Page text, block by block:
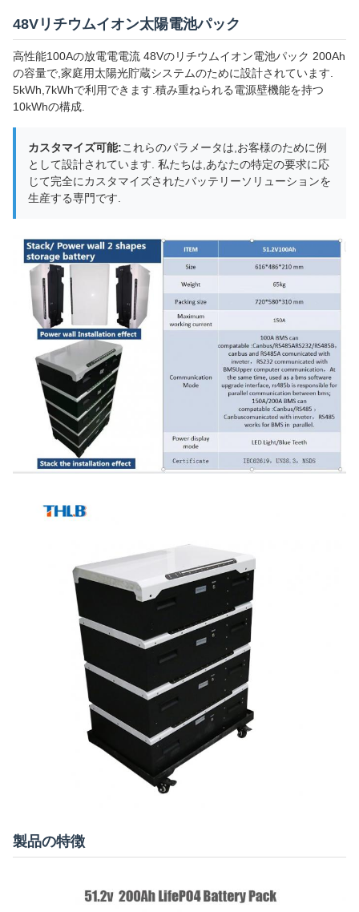
48Vリチウムイオン太陽電池パック
高性能100Aの放電電電流 48Vのリチウムイオン電池パック 200Ah
の容量で,家庭用太陽光貯蔵システムのために設計されています.
5kWh,7kWhで利用できます.積み重ねられる電源壁機能を持つ
10kWhの構成.
カスタマイズ可能:これらのパラメータは,お客様のために例
として設計されています. 私たちは,あなたの特定の要求に応
じて完全にカスタマイズされたバッテリーソリューションを
生産する専門です.
製品の特徴